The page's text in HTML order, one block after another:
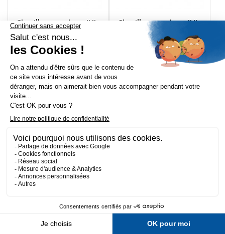
FILTRER
Chenille caoutchouc IHI-
IMER 45 UJ -
400x72.5Nx72
HT
VOIR LES OPTIONS
Chenille caoutchouc IHI-
IMER 50 NX -
400x72.5Wx72
HT
Chenille caoutchouc IHI-
IMER 50 UX -